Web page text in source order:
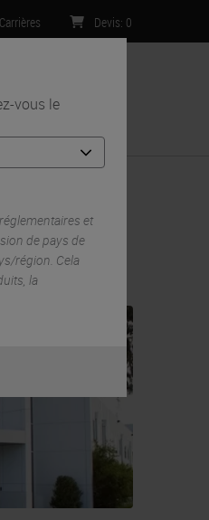
vous le
et
de pays de
région. Cela
la
Carrières Devis: 0